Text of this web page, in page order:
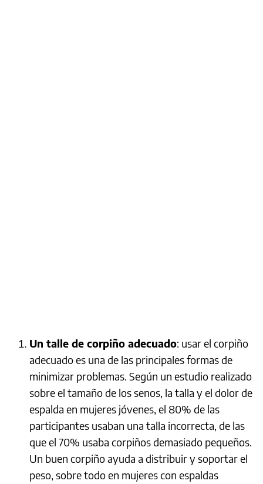
Un talle de corpiño adecuado: usar el corpiño
adecuado es una de las principales formas de
minimizar problemas. Según un estudio realizado
sobre el tamaño de los senos, la talla y el dolor de
espalda en mujeres jóvenes, el 80% de las
participantes usaban una talla incorrecta, de las
que el 70% usaba corpiños demasiado pequeños.
Un buen corpiño ayuda a distribuir y soportar el
peso, sobre todo en mujeres con espaldas